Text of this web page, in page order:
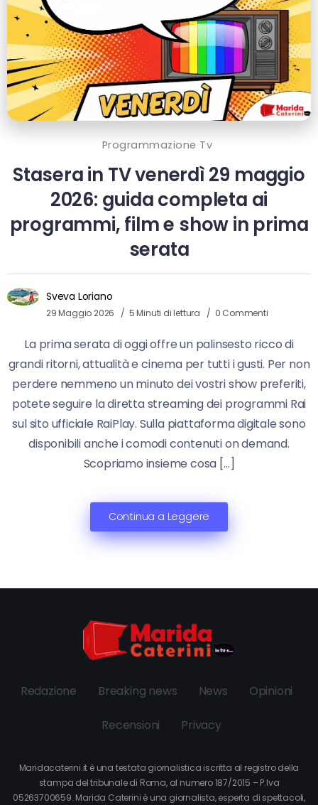
Programmazione Tv
Stasera in TV venerdì 29 maggio
2026: guida completa ai
programmi, film e show in prima
serata
Sveva Loriano
29 Maggio 2026 5 Minuti di lettura 0 Commenti
La prima serata di oggi offre un palinsesto ricco di
grandi ritorni, attualità e cinema per tutti i gusti. Per non
perdere nemmeno un minuto dei vostri show preferiti,
potete seguire la diretta streaming dei programmi Rai
sul sito ufficiale RaiPlay. Sulla piattaforma digitale sono
disponibili anche i comodi contenuti on demand.
Scopriamo insieme cosa […]
Continua a Leggere
Redazione Breaking news News Opinioni
Recensioni Privacy
Maridacaterini.it è una testata giornalistica iscritta al registro della
stampa del tribunale di Roma, al numero 187/2015 – P.Iva
05263700659. Marida Caterini è una giornalista, esperta di spettacoli,